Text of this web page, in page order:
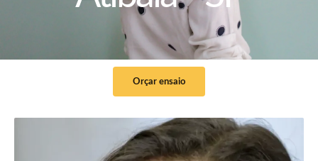
Orçar ensaio